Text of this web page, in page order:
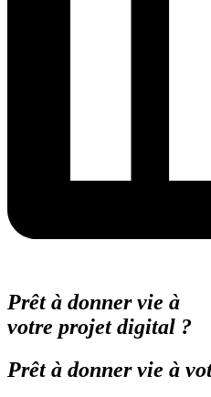
Prêt à donner vie à
votre projet digital ?
Prêt à donner vie à